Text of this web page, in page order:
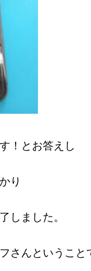
！とお答えし
り
しました。
さんということ